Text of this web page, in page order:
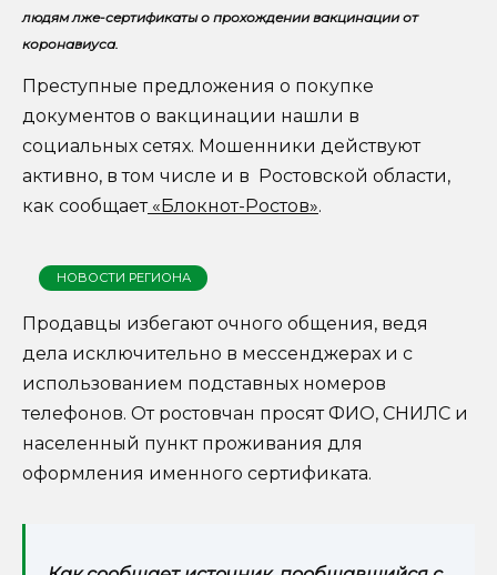
людям лже-сертификаты о прохождении вакцинации от
коронавиуса.
Преступные предложения о покупке
документов о вакцинации нашли в
социальных сетях. Мошенники действуют
активно, в том числе и в Ростовской области,
как сообщает«Блокнот-Ростов».
НОВОСТИ РЕГИОНА
Продавцы избегают очного общения, ведя
дела исключительно в мессенджерах и с
использованием подставных номеров
телефонов. От ростовчан просят ФИО, СНИЛС и
населенный пункт проживания для
оформления именного сертификата.